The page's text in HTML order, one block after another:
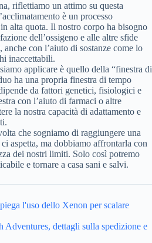
riflettiamo un attimo su questa
è un processo
alta quota. Il nostro corpo ha bisogno
dell’ossigeno e alle altre sfide
anche con l’aiuto di sostanze come lo
inaccettabili.
applicare è quello della “finestra di
ha una propria finestra di tempo
da fattori genetici, fisiologici e
con l’aiuto di farmaci o altre
la nostra capacità di adattamento e
che sogniamo di raggiungere una
aspetta, ma dobbiamo affrontarla con
dei nostri limiti. Solo così potremo
e tornare a casa sani e salvi.
l'uso dello Xenon per scalare
Adventures, dettagli sulla spedizione e